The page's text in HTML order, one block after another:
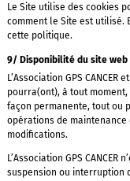
Le Site utilise des cookies
comment le Site est utilisé.
cette politique.
9/ Disponibilité du site web
L’Association GPS
pourra(ont), à tout
façon permanente, tout ou
opérations de
modifications.
L’Association GPS
suspension ou interruption